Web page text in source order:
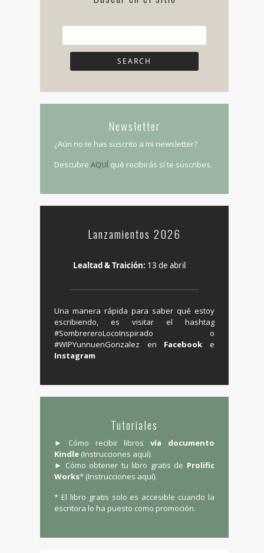
Newsletter
¿Aún no te has suscrito a mi newsletter?
Descubre AQUÍ qué recibirás sí te suscribes.
Lanzamientos 2026
Lealtad & Traición: 13 de abril
Una manera rápida para saber qué estoy
escribiendo, es visitar el hashtag
‬#SombrereroLocoInspirado o
#WIPYunnuenGonzalez en ‪ Facebook e
Instagram
Tutoriales
► Cómo recibir librosvía documento
Kindle (Instrucciones aquí).
► Cómo obtener tu libro gratis de Prolific
Works* (Instrucciones aquí).
* El libro gratis solo es accesible cuando la
escritora lo ha puesto como promoción.